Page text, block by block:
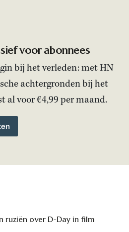
voor abonnees
bij het verleden: met HN
achtergronden bij het
al voor €4,99 per maand.
ruziën over D-Day in film